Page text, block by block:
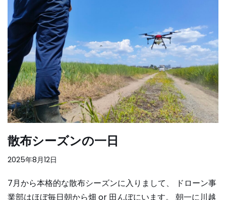
散布シーズンの一日
2025年8月12日
7月から本格的な散布シーズンに入りまして、 ドローン事
業部はほぼ毎日朝から畑 or 田んぼにいます。 朝一に川越